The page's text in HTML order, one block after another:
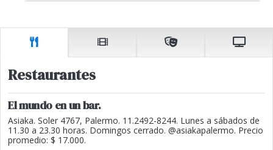
Restaurantes
El mundo en un bar.
Asiaka. Soler 4767, Palermo. 11.2492-8244. Lunes a sábados de
11.30 a 23.30 horas. Domingos cerrado. @asiakapalermo. Precio
promedio: $ 17.000.